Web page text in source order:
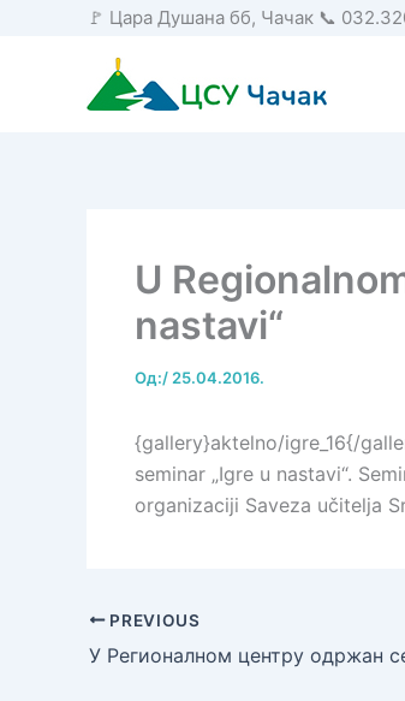
🚩 Цара Душана бб, Чачак 📞
U
nastavi“
Од:/ 25.04.2016.
{gallery}aktelno/igre_16{/
seminar „Igre u nastavi“.
organizaciji Saveza učitelja
PREVIOUS